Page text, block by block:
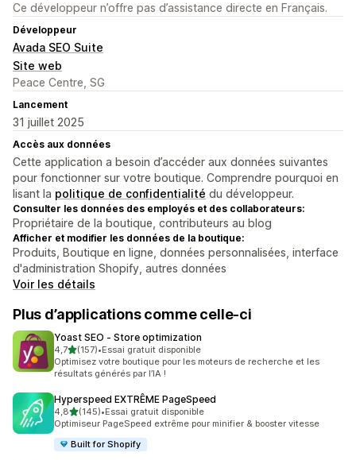
Ce développeur n’offre pas d’assistance directe en Français.
Développeur
Avada SEO Suite
Site web
Peace Centre, SG
Lancement
31 juillet 2025
Accès aux données
Cette application a besoin d’accéder aux données suivantes
pour fonctionner sur votre boutique. Comprendre pourquoi en
lisant la politique de confidentialité du développeur.
Consulter les données des employés et des collaborateurs:
Propriétaire de la boutique, contributeurs au blog
Afficher et modifier les données de la boutique:
Produits, Boutique en ligne, données personnalisées, interface
d'administration Shopify, autres données
Voir les détails
Plus d’applications comme celle-ci
Yoast SEO ‑ Store optimization
4,7étoile(s) sur 5
(157)
157 avis au total
•Essai gratuit disponible
Optimisez votre boutique pour les moteurs de recherche et les
résultats générés par l’IA !
Hyperspeed EXTRÊME PageSpeed
4,8étoile(s) sur 5
(145)
145 avis au total
•Essai gratuit disponible
Optimiseur PageSpeed extrême pour minifier & booster vitesse
Built for Shopify